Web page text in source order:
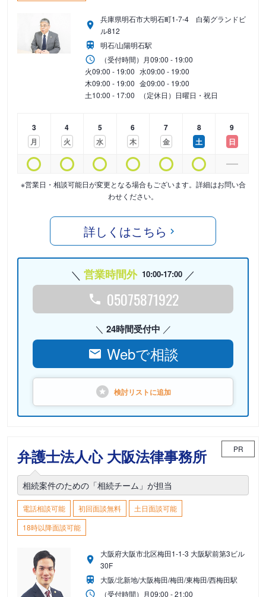
兵庫県明石市大明石町1-7-4 白菊グランドビ
ル812
明石/山陽明石駅
（受付時間） 月09:00 - 19:00
火09:00 - 19:00 水09:00 - 19:00
木09:00 - 19:00 金09:00 - 19:00
土10:00 - 17:00 （定休日）日曜日・祝日
3
月
4
火
5
水
6
木
7
金
8
土
9
日
※営業日・相談可能日が変更となる場合もございます。詳細はお問い合
わせください。
詳しくはこちら
営業時間外 10:00-17:00
05075871922
24時間受付中
Webで相談
検討リストに追加
弁護士法人心 大阪法律事務所 PR
相続案件のための「相続チーム」が担当
電話相談可能 初回面談無料
土日面談可能
18時以降面談可能
大阪府大阪市北区梅田1-1-3 大阪駅前第3ビル
30F
大阪/北新地/大阪梅田/梅田/東梅田/西梅田駅
（受付時間） 月09:00 - 21:00